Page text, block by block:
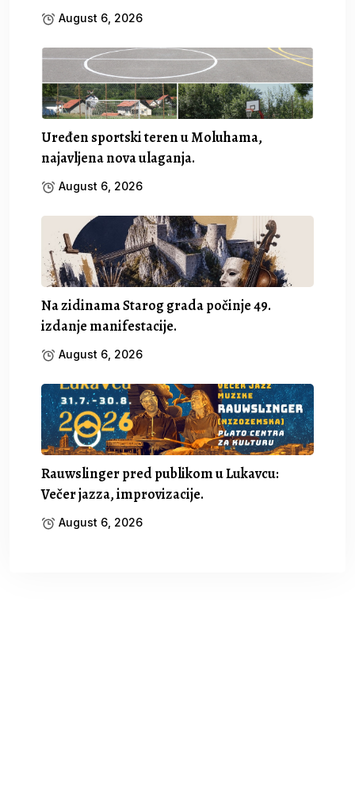
August 6, 2026
Uređen sportski teren u Moluhama,
najavljena nova ulaganja.
August 6, 2026
Na zidinama Starog grada počinje 49.
izdanje manifestacije.
August 6, 2026
Rauwslinger pred publikom u Lukavcu:
Večer jazza, improvizacije.
August 6, 2026